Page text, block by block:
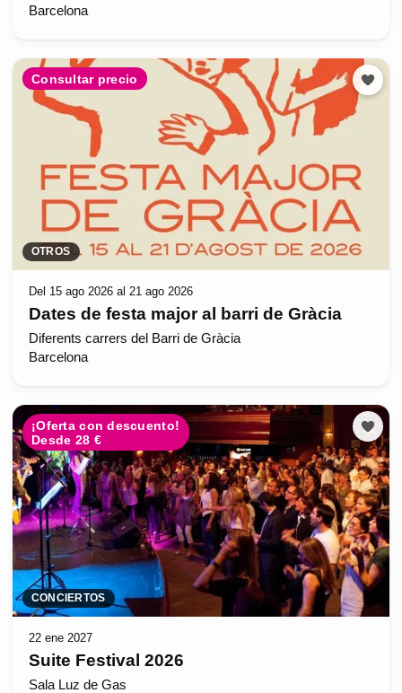
Barcelona
Consultar precio
OTROS
Del 15 ago 2026 al 21 ago 2026
Dates de festa major al barri de Gràcia
Diferents carrers del Barri de Gràcia
Barcelona
¡Oferta con descuento!
Desde 28 €
CONCIERTOS
22 ene 2027
Suite Festival 2026
Sala Luz de Gas